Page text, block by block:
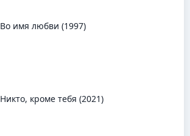
Во имя любви (1997)
Никто, кроме тебя (2021)